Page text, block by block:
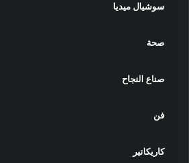
سوشيال ميديا
صحة
صناع النجاح
فن
كاريكاتير